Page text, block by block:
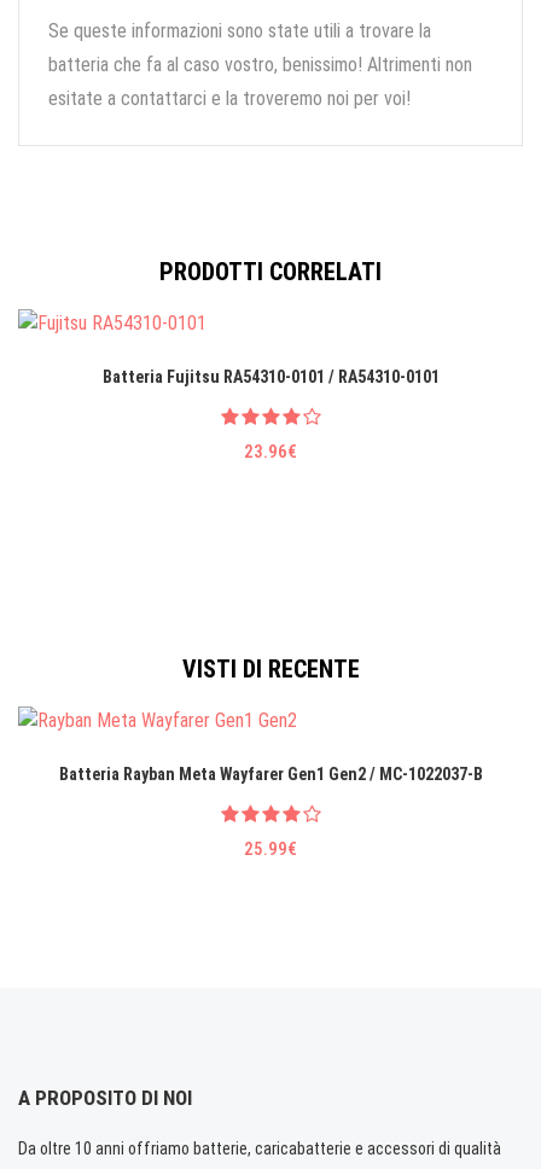
Se queste informazioni sono state utili a trovare la
batteria che fa al caso vostro, benissimo! Altrimenti non
esitate a contattarci e la troveremo noi per voi!
PRODOTTI CORRELATI
Batteria Fujitsu RA54310-0101 / RA54310-0101
23.96€
VISTI DI RECENTE
Batteria Rayban Meta Wayfarer Gen1 Gen2 / MC-1022037-B
25.99€
A PROPOSITO DI NOI
Da oltre 10 anni offriamo batterie, caricabatterie e accessori di qualità